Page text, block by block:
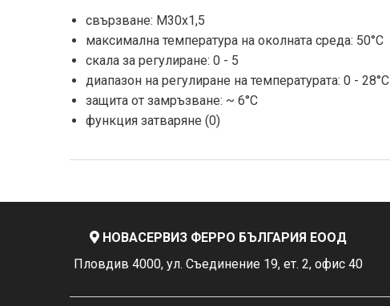
свързване: M30x1,5
максимална температура на околната среда: 50°C
скала за регулиране: 0 - 5
диапазон на регулиране на температурата: 0 - 28°C
защита от замръзване: ~ 6°C
функция затваряне (0)
НОВАСЕРВИЗ ФЕРРО БЪЛГАРИЯ ЕООД
Пловдив 4000, ул. Съединение 19, ет. 2, офис 40